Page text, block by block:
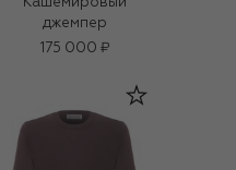
джемпер
175 000 ₽